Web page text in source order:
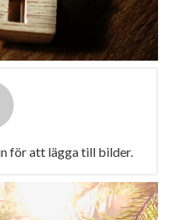
för att lägga till bilder.